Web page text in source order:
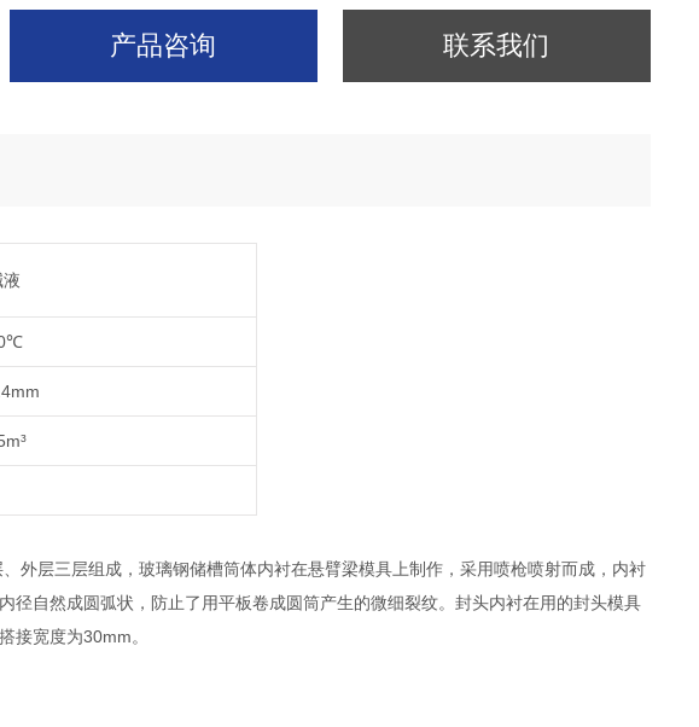
产品咨询 联系我们
外层三层组成，玻璃钢储槽筒体内衬在悬臂梁模具上制作，采用喷枪喷射而成，内衬
自然成圆弧状，防止了用平板卷成圆筒产生的微细裂纹。封头内衬在用的封头模具
接宽度为30mm。